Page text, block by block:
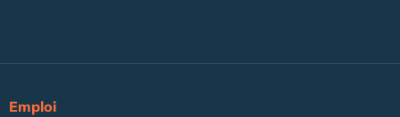
Emploi